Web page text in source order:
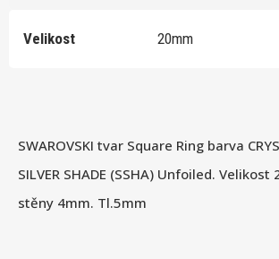
SWAROVSKI tvar Square Ring barva
SILVER SHADE (SSHA) Unfoiled. Velikost
stěny 4mm. Tl.5mm
Velikost 20mm